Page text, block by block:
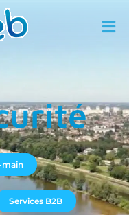
main
Services B2B